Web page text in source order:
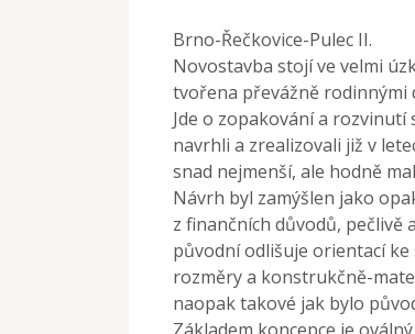
Brno-Řečkovice-Pulec II.
Novostavba stojí ve velmi
tvořena převážně rodinnými
Jde o zopakování a
navrhli a zrealizovali již v
snad nejmenší, ale hodně
Návrh byl zamýšlen jako
z finančních důvodů, pečlivě
původní odlišuje orientací
rozměry a konstrukčně-
naopak takové jak bylo